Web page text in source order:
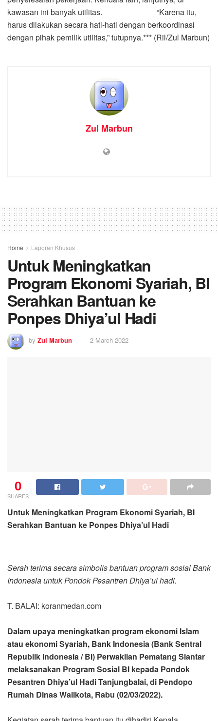
kawasan ini banyak utilitas. “Karena itu,
harus dilakukan secara hati-hati dengan berkoordinasi
dengan pihak pemilik utilitas,” tutupnya.*** (Ril/Zul Marbun)
Zul Marbun
Home Laporan Khusus
Untuk Meningkatkan
Program Ekonomi Syariah, BI
Serahkan Bantuan ke
Ponpes Dhiya’ul Hadi
by Zul Marbun 2 March 2022
0
SHARES
Untuk Meningkatkan Program Ekonomi Syariah, BI
Serahkan Bantuan ke Ponpes Dhiya’ul Hadi
Serah terima secara simbolis bantuan program sosial Bank
Indonesia untuk Pondok Pesantren Dhiya’ul hadi.
T. BALAI: koranmedan.com
Dalam upaya meningkatkan program ekonomi Islam
atau ekonomi Syariah, Bank Indonesia (Bank Sentral
Republik Indonesia / BI) Perwakilan Pematang Siantar
melaksanakan Program Sosial BI kepada Pondok
Pesantren Dhiya’ul Hadi Tanjungbalai, di Pendopo
Rumah Dinas Walikota, Rabu (02/03/2022).